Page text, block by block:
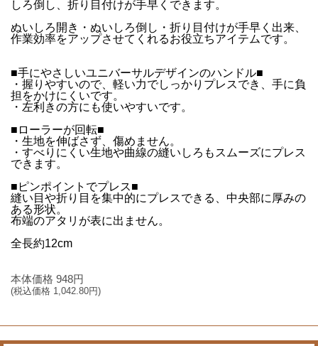
しろ倒し、折り目付けが手早くできます。
ぬいしろ開き・ぬいしろ倒し・折り目付けが手早く出来、
作業効率をアップさせてくれるお役立ちアイテムです。
■手にやさしいユニバーサルデザインのハンドル■
・握りやすいので、軽い力でしっかりプレスでき、手に負
担をかけにくいです。
・左利きの方にも使いやすいです。
■ローラーが回転■
・生地を伸ばさず、傷めません。
・すべりにくい生地や曲線の縫いしろもスムーズにプレス
できます。
■ピンポイントでプレス■
縫い目や折り目を集中的にプレスできる、中央部に厚みの
ある形状。
布端のアタリが表に出ません。
全長約12cm
本体価格 948円
(税込価格 1,042.80円)